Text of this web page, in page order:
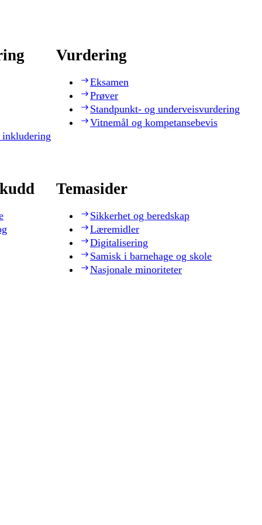
Vurdering
Eksamen
Prøver
Standpunkt- og underveisvurdering
Vitnemål og kompetansebevis
Temasider
Sikkerhet og beredskap
Læremidler
Digitalisering
Samisk i barnehage og skole
Nasjonale minoriteter